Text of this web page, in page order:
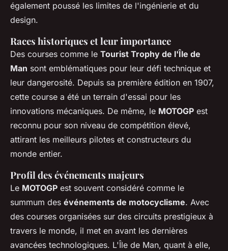
également poussé les limites de l'ingénierie et du
design.
Races historiques et leur importance
Des courses comme le Tourist Trophy de l'Île de
Man sont emblématiques pour leur défi technique et
leur dangerosité. Depuis sa première édition en 1907,
cette course a été un terrain d'essai pour les
innovations mécaniques. De même, le MOTOGP est
reconnu pour son niveau de compétition élevé,
attirant les meilleurs pilotes et constructeurs du
monde entier.
Profil des événements majeurs
Le MOTOGP est souvent considéré comme le
summum des événements de motocyclisme. Avec
des courses organisées sur des circuits prestigieux à
travers le monde, il met en avant les dernières
avancées technologiques. L'Île de Man, quant à elle,